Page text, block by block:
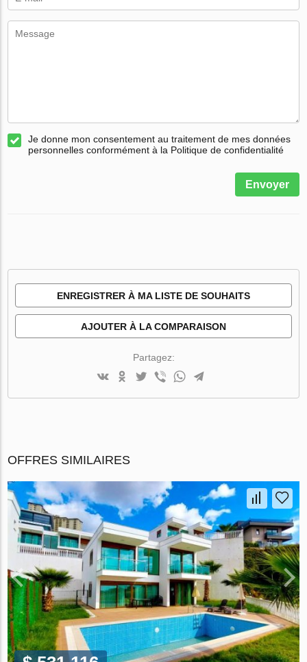
Je donne mon consentement au traitement de mes données
personnelles conformément à la Politique de confidentialité
Envoyer
ENREGISTRER À MA LISTE DE SOUHAITS
AJOUTER À LA COMPARAISON
Partagez:
OFFRES SIMILAIRES